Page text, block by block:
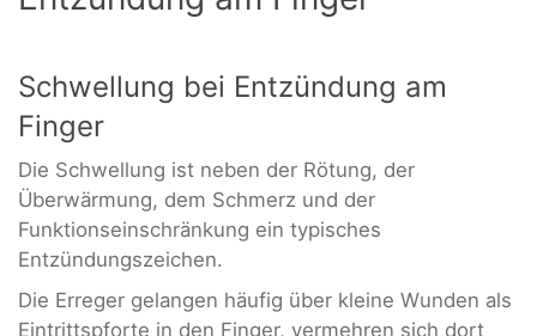
Schwellung bei Entzündung am
Finger
Die Schwellung ist neben der Rötung, der
Überwärmung, dem Schmerz und der
Funktionseinschränkung ein typisches
Entzündungszeichen.
Die Erreger gelangen häufig über kleine Wunden als
Eintrittspforte in den Finger, vermehren sich dort